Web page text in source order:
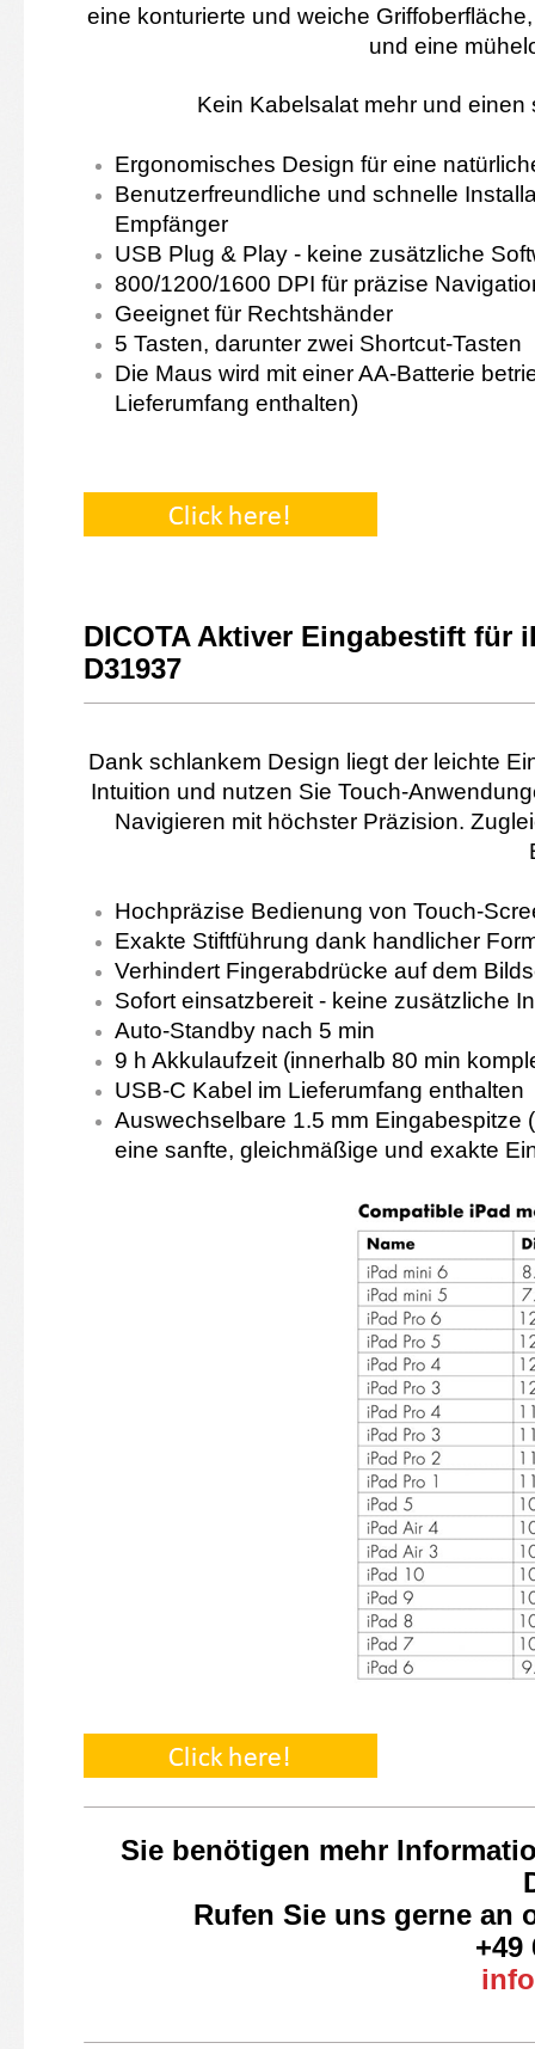
eine konturierte und weiche
und eine
Kein Kabelsalat mehr und
Ergonomisches Design für eine
Benutzerfreundliche und schnelle
Empfänger
USB Plug & Play - keine zusätzliche
800/1200/1600 DPI für präzise
Geeignet für Rechtshänder
5 Tasten, darunter zwei Shortcut-Tasten
Die Maus wird mit einer AA-Batterie
Lieferumfang enthalten)
DICOTA Aktiver Eingabestift für
D31937
Dank schlankem Design liegt der leichte
Intuition und nutzen Sie Touch-
Navigieren mit höchster Präzision.
Hochpräzise Bedienung von Touch-
Exakte Stiftführung dank handlicher
Verhindert Fingerabdrücke auf dem
Sofort einsatzbereit - keine zusätzliche
Auto-Standby nach 5 min
9 h Akkulaufzeit (innerhalb 80 min
USB-C Kabel im Lieferumfang enthalten
Auswechselbare 1.5 mm Eingabespitze
eine sanfte, gleichmäßige und exakte
Sie benötigen mehr
Rufen Sie uns gerne an
+49